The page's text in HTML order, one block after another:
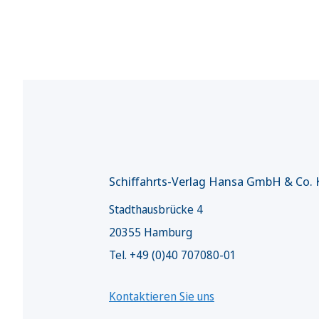
Schiffahrts-Verlag Hansa GmbH & Co.
Stadthausbrücke 4
20355 Hamburg
Tel. +49 (0)40 707080-01
Kontaktieren Sie uns